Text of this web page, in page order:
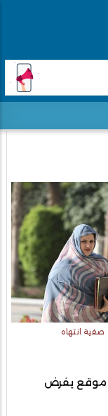
صفية انتهاه
موقع يفرض